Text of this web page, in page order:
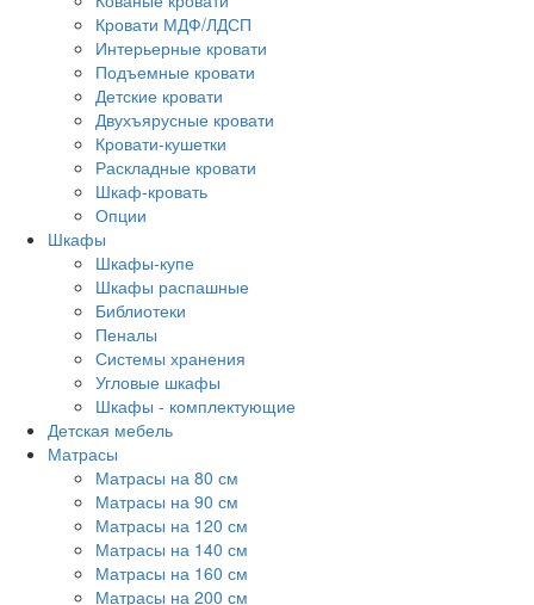
Кровати МДФ/ЛДСП
Интерьерные кровати
Подъемные кровати
Детские кровати
Двухъярусные кровати
Кровати-кушетки
Раскладные кровати
Шкаф-кровать
Опции
Шкафы
Шкафы-купе
Шкафы распашные
Библиотеки
Пеналы
Системы хранения
Угловые шкафы
Шкафы - комплектующие
Детская мебель
Матрасы
Матрасы на 80 см
Матрасы на 90 см
Матрасы на 120 см
Матрасы на 140 см
Матрасы на 160 см
Матрасы на 200 см